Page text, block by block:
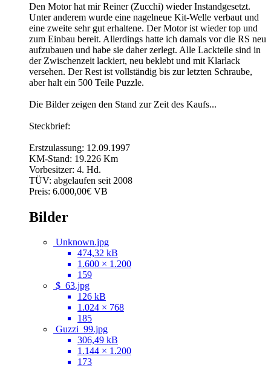
Den Motor hat mir Reiner (Zucchi) wieder Instandgesetzt.
Unter anderem wurde eine nagelneue Kit-Welle verbaut und
eine zweite sehr gut erhaltene. Der Motor ist wieder top und
zum Einbau bereit. Allerdings hatte ich damals vor die RS neu
aufzubauen und habe sie daher zerlegt. Alle Lackteile sind in
der Zwischenzeit lackiert, neu beklebt und mit Klarlack
versehen. Der Rest ist vollständig bis zur letzten Schraube,
aber halt ein 500 Teile Puzzle.
Die Bilder zeigen den Stand zur Zeit des Kaufs...
Steckbrief:
Erstzulassung: 12.09.1997
KM-Stand: 19.226 Km
Vorbesitzer: 4. Hd.
TÜV: abgelaufen seit 2008
Preis: 6.000,00€ VB
Bilder
Unknown.jpg
474,32 kB
1.600 × 1.200
159
$_63.jpg
126 kB
1.024 × 768
185
Guzzi_99.jpg
306,49 kB
1.144 × 1.200
173